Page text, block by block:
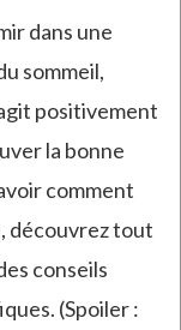
dans une
sommeil,
positivement
la bonne
comment
découvrez tout
conseils
(Spoiler :